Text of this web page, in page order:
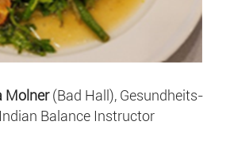
Molner(Bad Hall), Gesundheits-
Balance Instructor